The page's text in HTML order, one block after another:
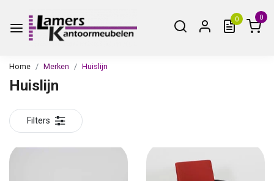
0 0
Home Merken Huislijn
Huislijn
Filters